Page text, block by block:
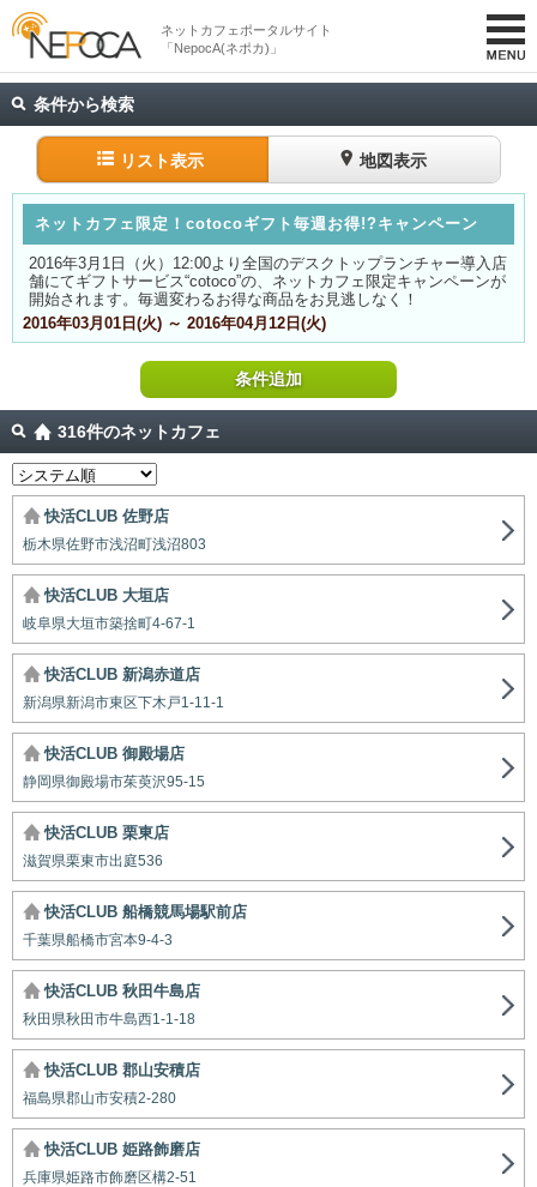
ネットカフェポータルサイト
「NepocA(ネポカ)」
条件から検索
リスト表示 地図表示
ネットカフェ限定！cotocoギフト毎週お得!?キャンペーン
2016年3月1日（火）12:00より全国のデスクトップランチャー導入店
舗にてギフトサービス“cotoco”の、ネットカフェ限定キャンペーンが
開始されます。毎週変わるお得な商品をお見逃しなく！
2016年03月01日(火) ～ 2016年04月12日(火)
条件追加
316件のネットカフェ
快活CLUB 佐野店
栃木県佐野市浅沼町浅沼803
快活CLUB 大垣店
岐阜県大垣市築捨町4-67-1
快活CLUB 新潟赤道店
新潟県新潟市東区下木戸1-11-1
快活CLUB 御殿場店
静岡県御殿場市茱萸沢95-15
快活CLUB 栗東店
滋賀県栗東市出庭536
快活CLUB 船橋競馬場駅前店
千葉県船橋市宮本9-4-3
快活CLUB 秋田牛島店
秋田県秋田市牛島西1-1-18
快活CLUB 郡山安積店
福島県郡山市安積2-280
快活CLUB 姫路飾磨店
兵庫県姫路市飾磨区構2-51